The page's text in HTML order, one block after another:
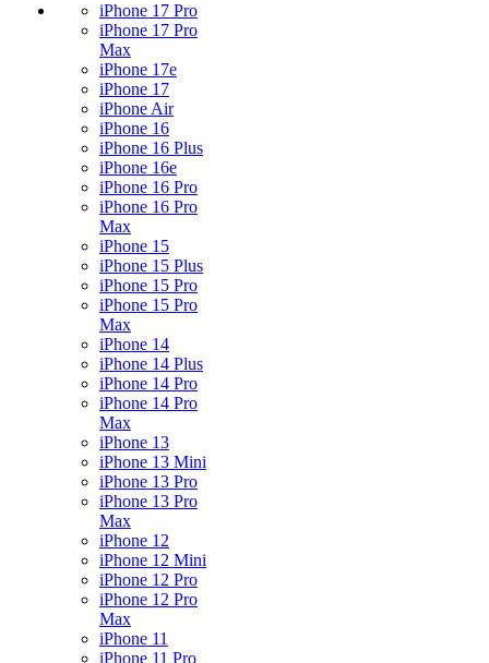
iPhone 17 Pro
iPhone 17 Pro
Max
iPhone 17e
iPhone 17
iPhone Air
iPhone 16
iPhone 16 Plus
iPhone 16e
iPhone 16 Pro
iPhone 16 Pro
Max
iPhone 15
iPhone 15 Plus
iPhone 15 Pro
iPhone 15 Pro
Max
iPhone 14
iPhone 14 Plus
iPhone 14 Pro
iPhone 14 Pro
Max
iPhone 13
iPhone 13 Mini
iPhone 13 Pro
iPhone 13 Pro
Max
iPhone 12
iPhone 12 Mini
iPhone 12 Pro
iPhone 12 Pro
Max
iPhone 11
iPhone 11 Pro